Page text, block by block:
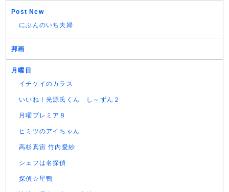
Post New
にぶんのいち夫婦
邦画
月曜日
イチケイのカラス
いいね！光源氏くん し～ずん２
月曜プレミア８
ヒミツのアイちゃん
高杉真宙 竹内愛紗
シェフは名探偵
探偵☆星鴨